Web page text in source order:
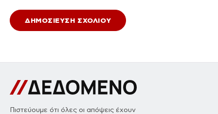
Πιστεύουμε ότι όλες οι απόψεις έχουν